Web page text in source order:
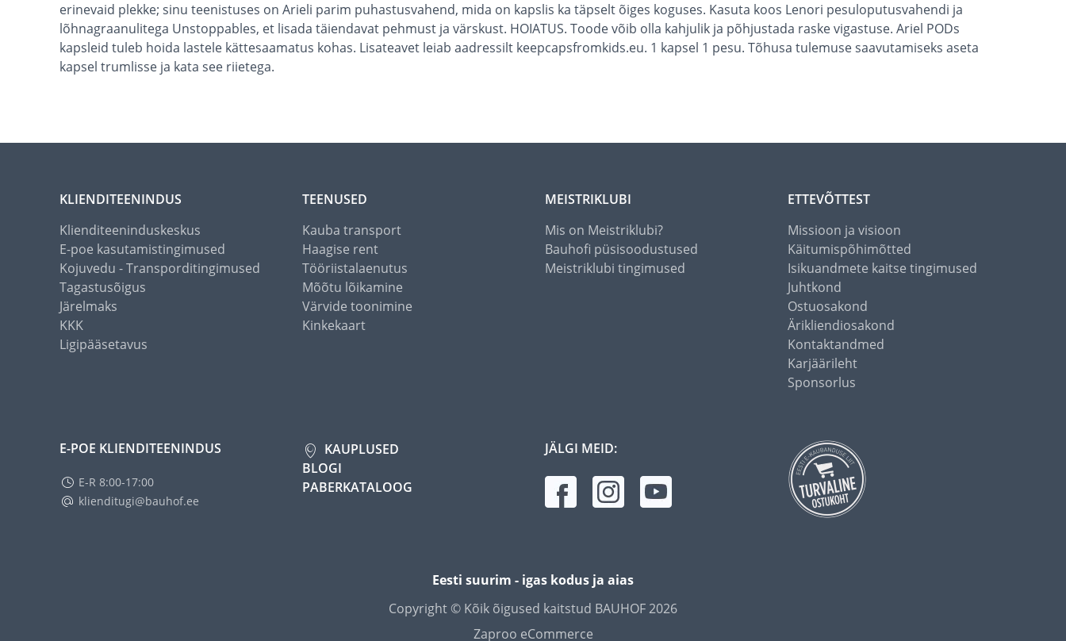
erinevaid plekke; sinu teenistuses on Arieli parim puhastusvahend, mida on kapslis ka täpselt õiges koguses. Kasuta koos Lenori pesuloputusvahendi ja
lõhnagraanulitega Unstoppables, et lisada täiendavat pehmust ja värskust. HOIATUS. Toode võib olla kahjulik ja põhjustada raske vigastuse. Ariel PODs
kapsleid tuleb hoida lastele kättesaamatus kohas. Lisateavet leiab aadressilt keepcapsfromkids.eu. 1 kapsel 1 pesu. Tõhusa tulemuse saavutamiseks aseta
kapsel trumlisse ja kata see riietega.
KLIENDITEENINDUS
Klienditeeninduskeskus
E-poe kasutamistingimused
Kojuvedu - Transporditingimused
Tagastusõigus
Järelmaks
KKK
Ligipääsetavus
TEENUSED
Kauba transport
Haagise rent
Tööriistalaenutus
Mõõtu lõikamine
Värvide toonimine
Kinkekaart
MEISTRIKLUBI
Mis on Meistriklubi?
Bauhofi püsisoodustused
Meistriklubi tingimused
ETTEVÕTTEST
Missioon ja visioon
Käitumispõhimõtted
Isikuandmete kaitse tingimused
Juhtkond
Ostuosakond
Ärikliendiosakond
Kontaktandmed
Karjäärileht
Sponsorlus
E-POE KLIENDITEENINDUS
E-R 8:00-17:00
klienditugi@bauhof.ee
KAUPLUSED
BLOGI
PABERKATALOOG
JÄLGI MEID:
Eesti suurim - igas kodus ja aias
Copyright © Kõik õigused kaitstud BAUHOF 2026
Zaproo eCommerce